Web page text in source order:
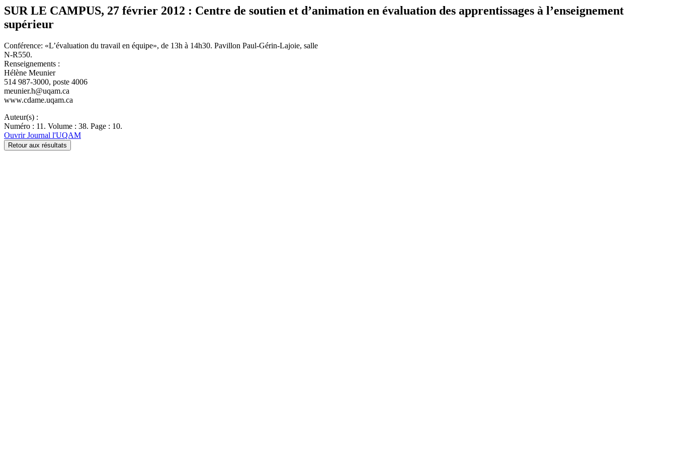
SUR LE CAMPUS, 27 février 2012 : Centre de soutien et d’animation en évaluation des apprentissages à l’enseignement
supérieur
Conférence: «L’évaluation du travail en équipe», de 13h à 14h30. Pavillon Paul-Gérin-Lajoie, salle
N-R550.
Renseignements :
Hélène Meunier
514 987-3000, poste 4006
meunier.h@uqam.ca
www.cdame.uqam.ca
Auteur(s) :
Numéro : 11. Volume : 38. Page : 10.
Ouvrir Journal l'UQAM
Retour aux résultats